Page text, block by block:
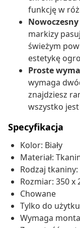
funkcję w
markizy
świeżym
estetykę
Proste
wymaga
znajdziesz
wszystko
Specyfikacja
Kolor: Biały
Materiał:
Rodzaj
Rozmiar: 350 x
Chowane
Tylko do
Wymaga